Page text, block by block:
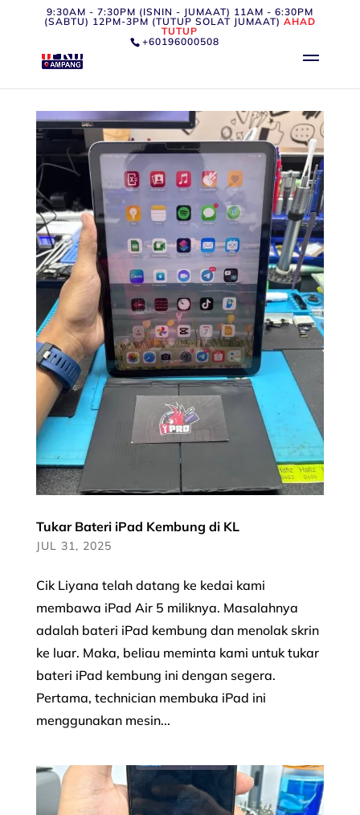
9:30AM - 7:30PM (ISNIN - JUMAAT) 11AM - 6:30PM
(SABTU) 12PM-3PM (TUTUP SOLAT JUMAAT) AHAD
TUTUP
+60196000508
Tukar Bateri iPad Kembung di KL
JUL 31, 2025
Cik Liyana telah datang ke kedai kami
membawa iPad Air 5 miliknya. Masalahnya
adalah bateri iPad kembung dan menolak skrin
ke luar. Maka, beliau meminta kami untuk tukar
bateri iPad kembung ini dengan segera.
Pertama, technician membuka iPad ini
menggunakan mesin...